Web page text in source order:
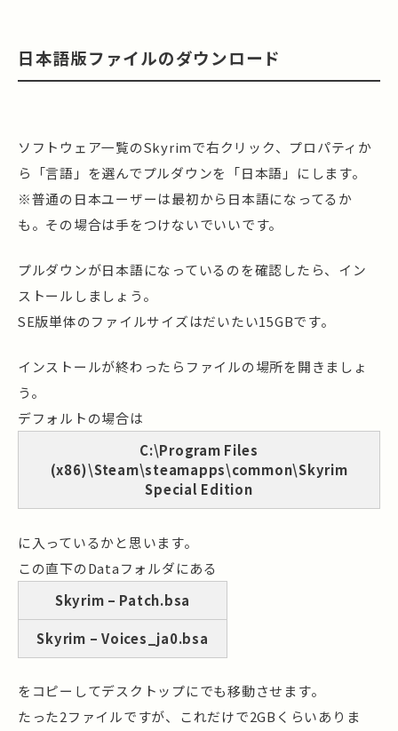
日本語版ファイルのダウンロード
ソフトウェア一覧のSkyrimで右クリック、プロパティか
ら「言語」を選んでプルダウンを「日本語」にします。
※普通の日本ユーザーは最初から日本語になってるか
も。その場合は手をつけないでいいです。
プルダウンが日本語になっているのを確認したら、イン
ストールしましょう。
SE版単体のファイルサイズはだいたい15GBです。
インストールが終わったらファイルの場所を開きましょ
う。
デフォルトの場合は
C:\Program Files
(x86)\Steam\steamapps\common\Skyrim
Special Edition
に入っているかと思います。
この直下のDataフォルダにある
Skyrim – Patch.bsa
Skyrim – Voices_ja0.bsa
をコピーしてデスクトップにでも移動させます。
たった2ファイルですが、これだけで2GBくらいありま